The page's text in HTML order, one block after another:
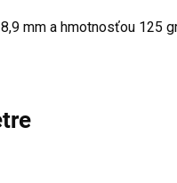
mm a hmotnosťou 125